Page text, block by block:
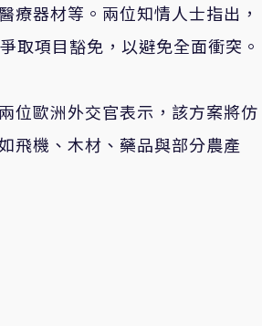
療器材等。兩位知情人士指出，
取項目豁免，以避免全面衝突。
位歐洲外交官表示，該方案將仿
飛機、木材、藥品與部分農產